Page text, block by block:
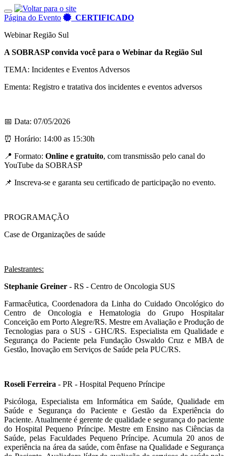
Toggle navigation
Página do Evento
CERTIFICADO
Webinar Região Sul
A SOBRASP convida você para o Webinar da Região Sul
TEMA: Incidentes e Eventos Adversos
Ementa: Registro e tratativa dos incidentes e eventos adversos
📅 Data: 07/05/2026
⏰ Horário: 14:00 as 15:30h
📍 Formato: Online e gratuito, com transmissão pelo canal do
YouTube da SOBRASP
📌 Inscreva-se e garanta seu certificado de participação no evento.
PROGRAMAÇÃO
Case de Organizações de saúde
Palestrantes:
Stephanie Greiner - RS - Centro de Oncologia SUS
Farmacêutica, Coordenadora da Linha do Cuidado Oncológico do
Centro de Oncologia e Hematologia do Grupo Hospitalar
Conceição em Porto Alegre/RS. Mestre em Avaliação e Produção de
Tecnologias para o SUS - GHC/RS. Especialista em Qualidade e
Segurança do Paciente pela Fundação Oswaldo Cruz e MBA de
Gestão, Inovação em Serviços de Saúde pela PUC/RS.
Roseli Ferreira - PR - Hospital Pequeno Príncipe
Psicóloga, Especialista em Informática em Saúde, Qualidade em
Saúde e Segurança do Paciente e Gestão da Experiência do
Paciente. Atualmente é gerente de qualidade e segurança do paciente
do Hospital Pequeno Príncipe. Mestre em Ensino nas Ciências da
Saúde, pelas Faculdades Pequeno Príncipe. Acumula 20 anos de
experiência na área da saúde, com ênfase na Qualidade e Segurança